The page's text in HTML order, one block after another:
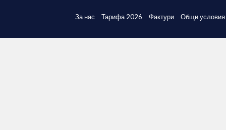
За нас Тарифа 2026 Фактури Общи условия